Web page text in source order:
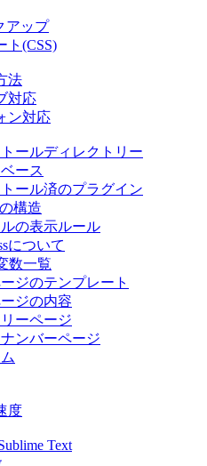
アップ
ト(CSS)
法
対応
ン対応
ールディレクトリー
ース
ール済のプラグイン
構造
の表示ルール
について
数一覧
ジのテンプレート
ジの内容
ーページ
ンバーページ
度
Text